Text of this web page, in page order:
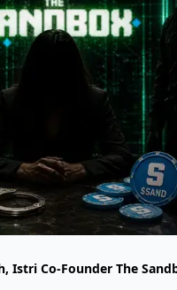
Istri Co-Founder The